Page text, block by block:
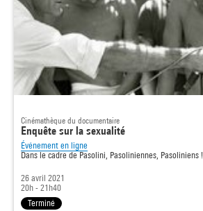
Cinémathèque du documentaire
Enquête sur la sexualité
Événement en ligne
Dans le cadre dePasolini, Pasoliniennes, Pasoliniens !
26 avril 2021
20h - 21h40
Terminé